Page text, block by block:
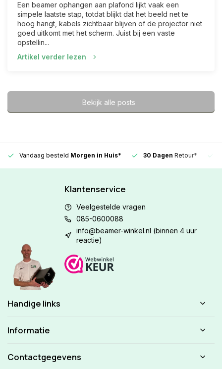
Een beamer ophangen aan plafond lijkt vaak een
simpele laatste stap, totdat blijkt dat het beeld net te
hoog hangt, kabels zichtbaar blijven of de projector niet
goed uitkomt met het scherm. Juist bij een vaste
opstellin...
Artikel verder lezen
Bekijk alle posts
Vandaag besteld Morgen in Huis* 30 Dagen Retour*
Klantenservice
Veelgestelde vragen
085-0600088
info@beamer-winkel.nl (binnen 4 uur
reactie)
Handige links
Informatie
Contactgegevens